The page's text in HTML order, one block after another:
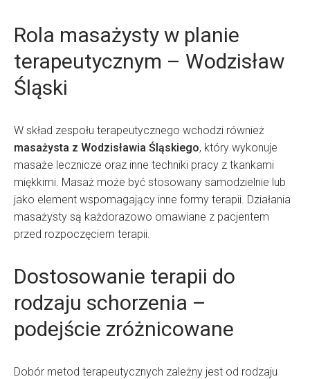
Rola masażysty w planie
terapeutycznym – Wodzisław
Śląski
W skład zespołu terapeutycznego wchodzi również
masażysta z Wodzisławia Śląskiego, który wykonuje
masaże lecznicze oraz inne techniki pracy z tkankami
miękkimi. Masaż może być stosowany samodzielnie lub
jako element wspomagający inne formy terapii. Działania
masażysty są każdorazowo omawiane z pacjentem
przed rozpoczęciem terapii.
Dostosowanie terapii do
rodzaju schorzenia –
podejście zróżnicowane
Dobór metod terapeutycznych zależny jest od rodzaju